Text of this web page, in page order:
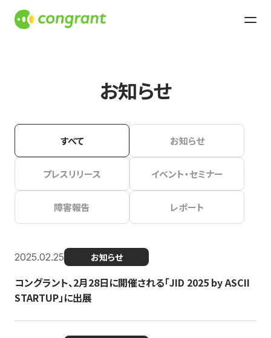
お知らせ
すべて お知らせ
プレスリリース イベント・セミナー
障害報告 レポート
2025.02.25 お知らせ
コングラント、2月28日に開催される「JID 2025 by ASCII
STARTUP」に出展